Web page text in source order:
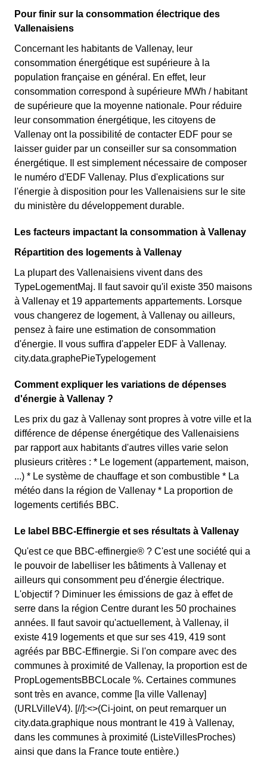
Pour finir sur la consommation électrique des
Vallenaisiens
Concernant les habitants de Vallenay, leur
consommation énergétique est supérieure à la
population française en général. En effet, leur
consommation correspond à supérieure MWh / habitant
de supérieure que la moyenne nationale. Pour réduire
leur consommation énergétique, les citoyens de
Vallenay ont la possibilité de contacter EDF pour se
laisser guider par un conseiller sur sa consommation
énergétique. Il est simplement nécessaire de composer
le numéro d'EDF Vallenay. Plus d'explications sur
l'énergie à disposition pour les Vallenaisiens sur le site
du ministère du développement durable.
Les facteurs impactant la consommation à Vallenay
Répartition des logements à Vallenay
La plupart des Vallenaisiens vivent dans des
TypeLogementMaj. Il faut savoir qu'il existe 350 maisons
à Vallenay et 19 appartements appartements. Lorsque
vous changerez de logement, à Vallenay ou ailleurs,
pensez à faire une estimation de consommation
d'énergie. Il vous suffira d'appeler EDF à Vallenay.
city.data.graphePieTypelogement
Comment expliquer les variations de dépenses
d'énergie à Vallenay ?
Les prix du gaz à Vallenay sont propres à votre ville et la
différence de dépense énergétique des Vallenaisiens
par rapport aux habitants d'autres villes varie selon
plusieurs critères : * Le logement (appartement, maison,
...) * Le système de chauffage et son combustible * La
météo dans la région de Vallenay * La proportion de
logements certifiés BBC.
Le label BBC-Effinergie et ses résultats à Vallenay
Qu'est ce que BBC-effinergie® ? C'est une société qui a
le pouvoir de labelliser les bâtiments à Vallenay et
ailleurs qui consomment peu d'énergie électrique.
L'objectif ? Diminuer les émissions de gaz à effet de
serre dans la région Centre durant les 50 prochaines
années. Il faut savoir qu'actuellement, à Vallenay, il
existe 419 logements et que sur ses 419, 419 sont
agréés par BBC-Effinergie. Si l'on compare avec des
communes à proximité de Vallenay, la proportion est de
PropLogementsBBCLocale %. Certaines communes
sont très en avance, comme [la ville Vallenay]
(URLVilleV4). [//]:<>(Ci-joint, on peut remarquer un
city.data.graphique nous montrant le 419 à Vallenay,
dans les communes à proximité (ListeVillesProches)
ainsi que dans la France toute entière.)